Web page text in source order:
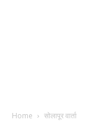
Home सोलापूर वार्ता